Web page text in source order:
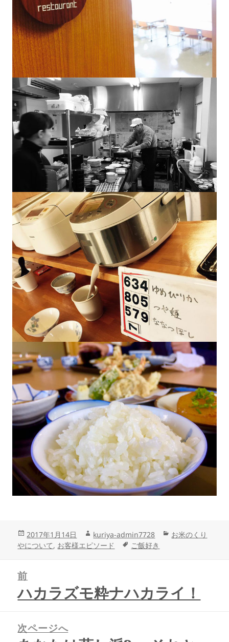
投
稿
2017年1月14日
作
成
kuriya-admin7728
カ
お米のくり
やについて, お客様エピソード
タ
ご飯好き
前
前
の
稿:
ハカラズモ粋ナハカライ！
次ページへ